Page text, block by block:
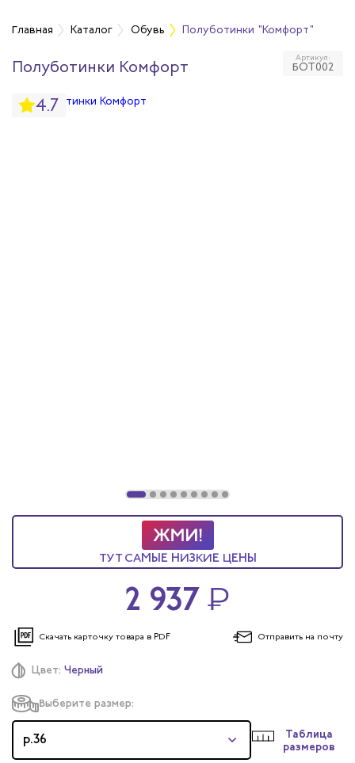
Главная Каталог Обувь Полуботинки "Комфорт"
Полуботинки Комфорт Артикул:
БОТ002
4.7
Цвет: Черный
Выберите размер:
р.36
Таблица
размеров
ТУТ САМЫЕ НИЗКИЕ ЦЕНЫ
2 937₽
Скачать карточку товара в PDF Отправить на почту